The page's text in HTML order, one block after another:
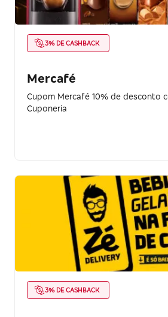
3% DE CASHBACK
Mercafé
Cupom Mercafé 10% de desconto
Cuponeria
3% DE CASHBACK